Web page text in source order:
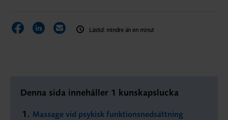
Dela sidan på Facebook
Dela sidan på LinkedIn
Dela sidan via E-post
Lästid: mindre än en minut
Denna sida innehåller 1 kunskapslucka
Massage vid psykisk funktionsnedsättning